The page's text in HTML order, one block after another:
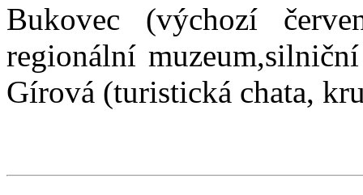
Bukovec (výchozí
regionální
Gírová (turistická chata,